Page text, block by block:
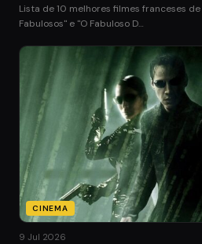
Lista de 10 melhores filmes franceses
Fabulosos" e "O Fabuloso D…
CINEMA
9 Jul 2026